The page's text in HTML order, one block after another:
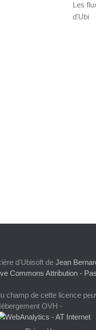
Les
d'Ubi
d'Ubisoft de Jean
Commons Attribution -
champ de cette licence
OVH -